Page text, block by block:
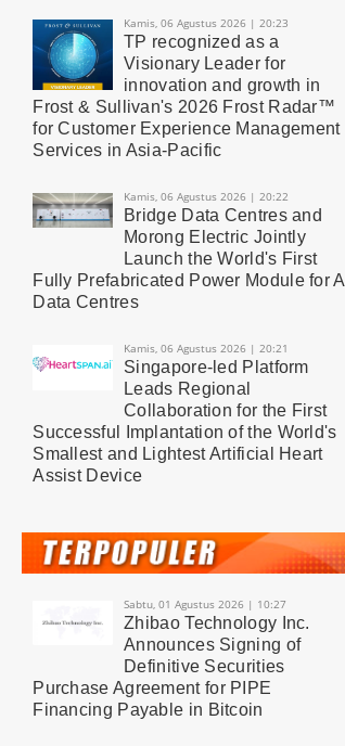
Kamis, 06 Agustus 2026 | 20:23
TP recognized as a
Visionary Leader for
innovation and growth in
Frost & Sullivan's 2026 Frost Radar™
for Customer Experience Management
Services in Asia-Pacific
Kamis, 06 Agustus 2026 | 20:22
Bridge Data Centres and
Morong Electric Jointly
Launch the World's First
Fully Prefabricated Power Module for AI
Data Centres
Kamis, 06 Agustus 2026 | 20:21
Singapore-led Platform
Leads Regional
Collaboration for the First
Successful Implantation of the World's
Smallest and Lightest Artificial Heart
Assist Device
Sabtu, 01 Agustus 2026 | 10:27
Zhibao Technology Inc.
Announces Signing of
Definitive Securities
Purchase Agreement for PIPE
Financing Payable in Bitcoin